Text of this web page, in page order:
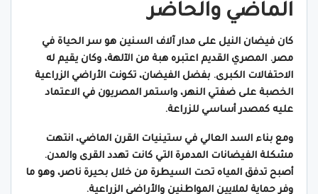
الماضي والحاضر
كان فيضان النيل على مدار آلاف السنين هو سر الحياة في
مصر. المصري القديم اعتبره هبة من الآلهة، وكان يقيم له
الاحتفالات الكبرى. بفضل الفيضان، تكونت الأراضي الزراعية
الخصبة على ضفتي النهر، واستمر المصريون في الاعتماد
عليه كمصدر أساسي للزراعة.
ومع بناء السد العالي في ستينيات القرن الماضي، انتهت
مشكلة الفيضانات المدمرة التي كانت تهدد القرى والمدن.
أصبح تدفق المياه تحت السيطرة من خلال بحيرة ناصر، وهو ما
وفر حماية لملايين المواطنين والأراضي الزراعية.